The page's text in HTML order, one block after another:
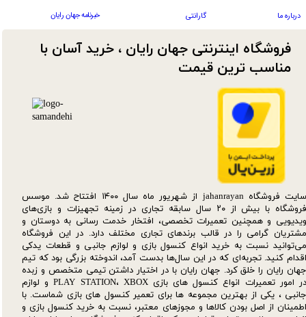
سایت فروشگاه jahanrayan از شهریور ماه سال ۱۴۰۰ افتتاح شد. موسس
فروشگاه با بیش از ۲۰ سال سابقه تجاری در زمینه تجهیزات و بازی‌های
ویدیویی و همچنین تعمیرات تخصصی، افتخار خدمت رسانی به دوستان و
مشتریان گرامی را در قالب برندهای تجاری مختلف دارد. در این فروشگاه
می‌توانید نسبت به خرید انواع کنسول بازی و لوازم جانبی و قطعات یدکی‌
اقدام کنید. تجربه‌ای که در این سال‌ها بدست آمد، اندوخته بزرگی بود که تیم
جهان رایان را خلق کرد. جهان رایان با در اختیار داشتن تیمی متخصص و زبده
در امور تعمیرات انواع کنسول های بازی PLAY STATION، XBOX و لوازم
جانبی ، یکی از بهترین مجموعه ها برای تعمیر کنسول های بازی شماست. با
اطمینان از اصل بودن کالاها و مجوزهای معتبر، نسبت به خرید کنسول بازی و
فروشگاه اینترنتی جهان رایان ، خرید آسان با
مناسب ترین قیمت​​​​​​​
درباره ما گارانتی خبرنامه جهان رایان